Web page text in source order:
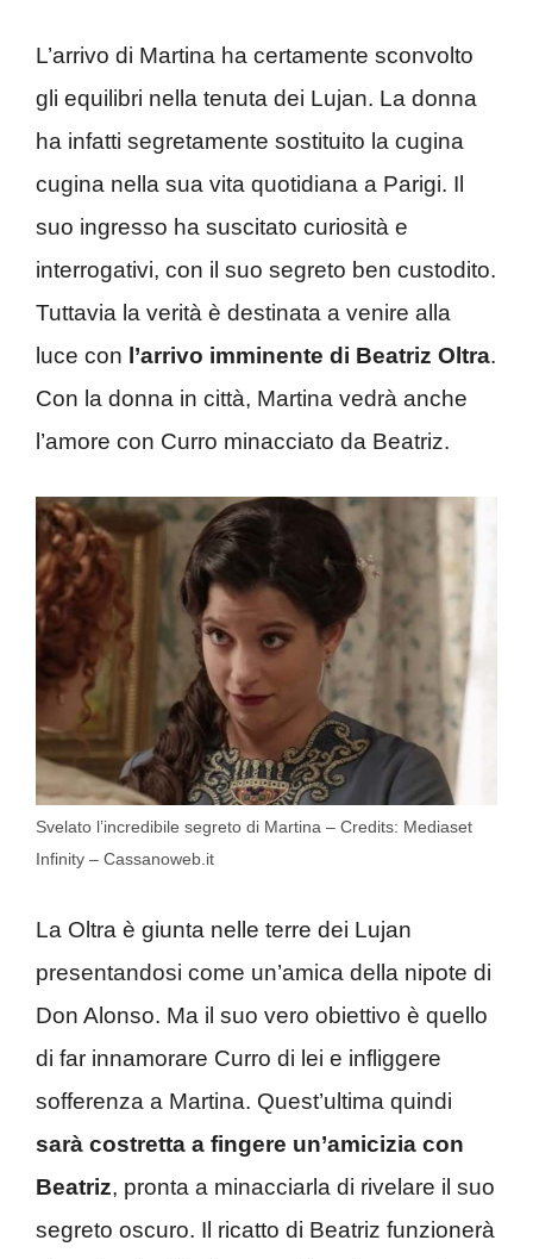
L’arrivo di Martina ha certamente sconvolto
gli equilibri nella tenuta dei Lujan. La donna
ha infatti segretamente sostituito la cugina
cugina nella sua vita quotidiana a Parigi. Il
suo ingresso ha suscitato curiosità e
interrogativi, con il suo segreto ben custodito.
Tuttavia la verità è destinata a venire alla
luce con l’arrivo imminente di Beatriz Oltra.
Con la donna in città, Martina vedrà anche
l’amore con Curro minacciato da Beatriz.
Svelato l’incredibile segreto di Martina – Credits: Mediaset
Infinity – Cassanoweb.it
La Oltra è giunta nelle terre dei Lujan
presentandosi come un’amica della nipote di
Don Alonso. Ma il suo vero obiettivo è quello
di far innamorare Curro di lei e infliggere
sofferenza a Martina. Quest’ultima quindi
sarà costretta a fingere un’amicizia con
Beatriz, pronta a minacciarla di rivelare il suo
segreto oscuro. Il ricatto di Beatriz funzionerà